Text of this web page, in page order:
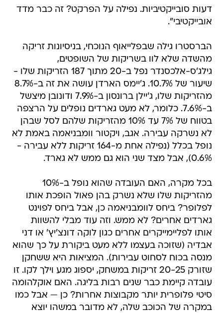
דעות סובייקטיביות. נפילה על הפרקט? זה כבר מדד
אובייקטיבי".
הברסטרו גילה שבפלייאוף הנוכחי, בניסיונות זריקה
מהשדה שלא לוו בשריקות של השופטים,
גילג'ס-אלכסנדר נפל ב-20 מתוך 187 הזריקות שלו -
שיעור של 10.7%. ג'יימס הארדן עושה את זה ב-8.7%
מהזריקות שלו, ג'יילן ברונסון ב-7.9% ודונובן מיצשל
ב-7.6%. כלומר, לא מעט גארדים נופלים על הרצפה
בטווח של 7% עד 10% מהזריקות שלהם לסל שבהן
לא נשרקה עבירה. אגב, ויקטור וומבניאמה באמת לא
נופל בכלל (נפילה אחת מ-164 זריקות ללא עבירה -
0.6%), אבל מצד שני הוא גם ממש לא גארד.
בכל מקרה, האם העובדה שהוא נופל ב-10%
מהזריקות שלו שלא נשרק בהן פאול הופכת אותו
לפלופר? ביחס לוומבניאמה כן, אבל ביחס לפוינט
גארדים אחרים? לא ממש. וזה עוד מבלי להשוות
אותו לפליימייקרים אחרים כגון לוקה דונצ'יץ' או דני
אבדיה (שזוכה בעצמו ללא מעט ביקורת על כך שהוא
מנסה בכוח לסחוט עבירות). המציאות היא ששחקן
שזורק 20-25 זריקות במשחק, יספוג מגע וילך לקו. זו
עובדה קיימת כבר שנים רבות בליגה. האם אוקלהומה
סיטי פלופרית יותר מקבוצות אחרות? כן — אבל כמו
במקרה של הכוכב שלה, לא מדובר במשהו יוצא